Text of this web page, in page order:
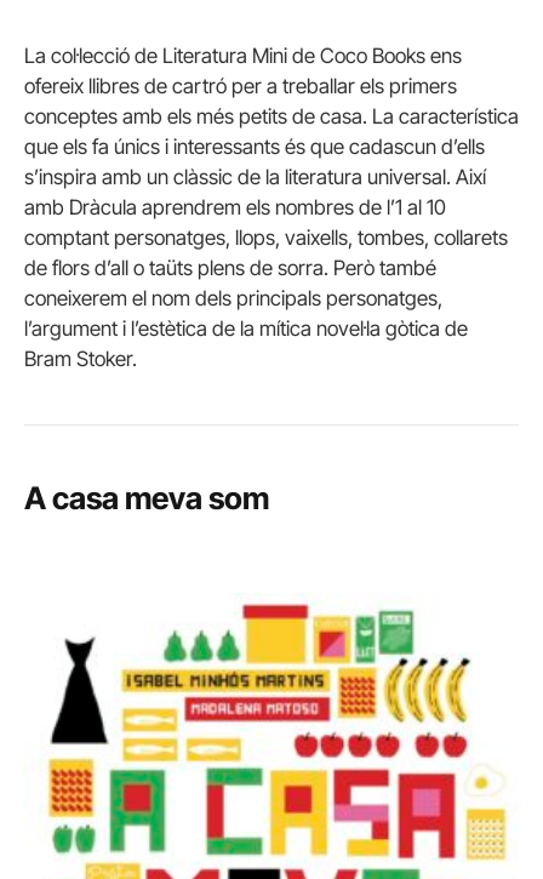
La col·lecció de Literatura Mini de Coco Books ens
ofereix llibres de cartró per a treballar els primers
conceptes amb els més petits de casa. La característica
que els fa únics i interessants és que cadascun d’ells
s’inspira amb un clàssic de la literatura universal. Així
amb Dràcula aprendrem els nombres de l’1 al 10
comptant personatges, llops, vaixells, tombes, collarets
de flors d’all o taüts plens de sorra. Però també
coneixerem el nom dels principals personatges,
l’argument i l’estètica de la mítica novel·la gòtica de
Bram Stoker.
A casa meva som